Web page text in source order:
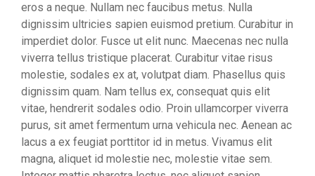
eros a neque. Nullam nec faucibus metus. Nulla
dignissim ultricies sapien euismod pretium. Curabitur in
imperdiet dolor. Fusce ut elit nunc. Maecenas nec nulla
viverra tellus tristique placerat. Curabitur vitae risus
molestie, sodales ex at, volutpat diam. Phasellus quis
dignissim quam. Nam tellus ex, consequat quis elit
vitae, hendrerit sodales odio. Proin ullamcorper viverra
purus, sit amet fermentum urna vehicula nec. Aenean ac
lacus a ex feugiat porttitor id in metus. Vivamus elit
magna, aliquet id molestie nec, molestie vitae sem.